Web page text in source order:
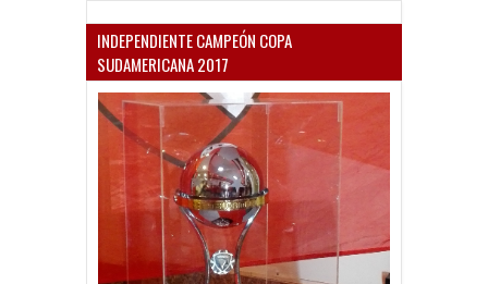
INDEPENDIENTE CAMPEÓN COPA
SUDAMERICANA 2017